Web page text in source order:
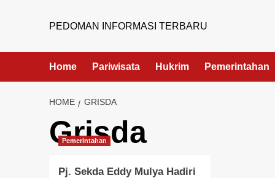
PEDOMAN INFORMASI TERBARU
Home Pariwisata Hukrim Pemerintahan
HOME GRISDA
Grisda
Pemerintahan
Pj. Sekda Eddy Mulya Hadiri